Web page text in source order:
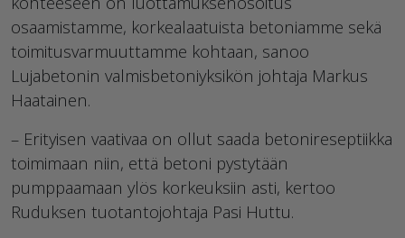
osaamistamme, korkealaatuista betoniamme sekä
toimitusvarmuuttamme kohtaan, sanoo
Lujabetonin valmisbetoniyksikön johtaja Markus
Haatainen.
– Erityisen vaativaa on ollut saada betonireseptiikka
toimimaan niin, että betoni pystytään
pumppaamaan ylös korkeuksiin asti, kertoo
Ruduksen tuotantojohtaja Pasi Huttu.